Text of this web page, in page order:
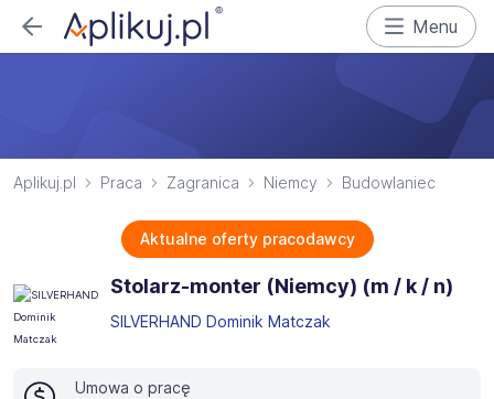
Menu
Aplikuj.pl Praca Zagranica Niemcy Budowlaniec
Aktualne oferty pracodawcy
Stolarz-monter (Niemcy) (m / k / n)
SILVERHAND Dominik Matczak
Umowa o pracę